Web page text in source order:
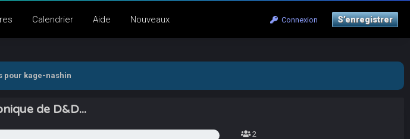
Connexion S’enregistrer
Calendrier Aide Nouveaux
pour kage-nashin
de D&D...
2